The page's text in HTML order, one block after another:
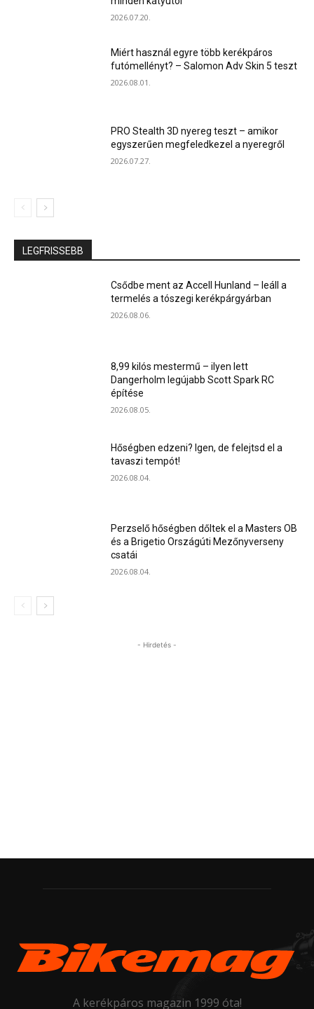
2026.07.20.
Miért használ egyre több kerékpáros
futómellényt? – Salomon Adv Skin 5 teszt
2026.08.01.
PRO Stealth 3D nyereg teszt – amikor
egyszerűen megfeledkezel a nyeregről
2026.07.27.
LEGFRISSEBB
Csődbe ment az Accell Hunland – leáll a
termelés a tószegi kerékpárgyárban
2026.08.06.
8,99 kilós mestermű – ilyen lett
Dangerholm legújabb Scott Spark RC
építése
2026.08.05.
Hőségben edzeni? Igen, de felejtsd el a
tavaszi tempót!
2026.08.04.
Perzselő hőségben dőltek el a Masters OB
és a Brigetio Országúti Mezőnyverseny
csatái
2026.08.04.
- Hirdetés -
A kerékpáros magazin 1999 óta!